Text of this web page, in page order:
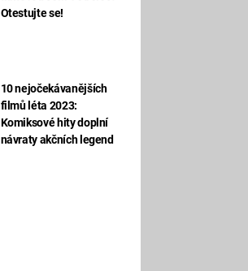
Otestujte se!
10 nejočekávanějších
filmů léta 2023:
Komiksové hity doplní
návraty akčních legend